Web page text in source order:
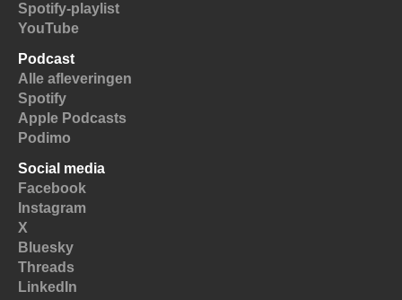
Spotify-playlist
YouTube
Podcast
Alle afleveringen
Spotify
Apple Podcasts
Podimo
Social media
Facebook
Instagram
X
Bluesky
Threads
LinkedIn